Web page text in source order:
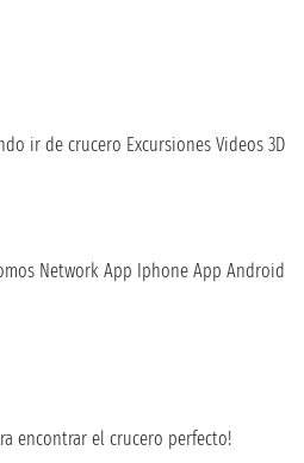
ir de crucero Excursiones Videos 3D
Network App Iphone App Android
encontrar el crucero perfecto!